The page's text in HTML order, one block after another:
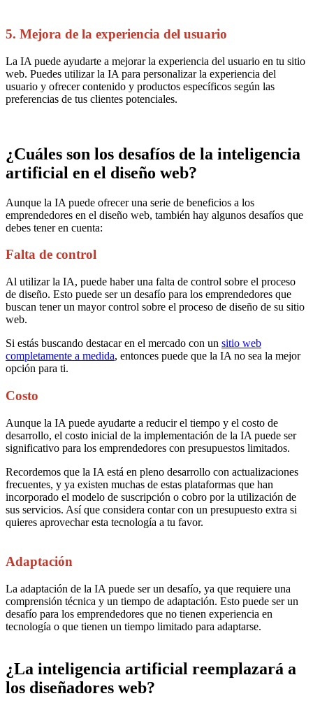
5. Mejora de la experiencia del usuario
La IA puede ayudarte a mejorar la experiencia del usuario en tu sitio
web. Puedes utilizar la IA para personalizar la experiencia del
usuario y ofrecer contenido y productos específicos según las
preferencias de tus clientes potenciales.
¿Cuáles son los desafíos de la inteligencia
artificial en el diseño web?
Aunque la IA puede ofrecer una serie de beneficios a los
emprendedores en el diseño web, también hay algunos desafíos que
debes tener en cuenta:
Falta de control
Al utilizar la IA, puede haber una falta de control sobre el proceso
de diseño. Esto puede ser un desafío para los emprendedores que
buscan tener un mayor control sobre el proceso de diseño de su sitio
web.
Si estás buscando destacar en el mercado con un sitio web
completamente a medida, entonces puede que la IA no sea la mejor
opción para ti.
Costo
Aunque la IA puede ayudarte a reducir el tiempo y el costo de
desarrollo, el costo inicial de la implementación de la IA puede ser
significativo para los emprendedores con presupuestos limitados.
Recordemos que la IA está en pleno desarrollo con actualizaciones
frecuentes, y ya existen muchas de estas plataformas que han
incorporado el modelo de suscripción o cobro por la utilización de
sus servicios. Así que considera contar con un presupuesto extra si
quieres aprovechar esta tecnología a tu favor.
Adaptación
La adaptación de la IA puede ser un desafío, ya que requiere una
comprensión técnica y un tiempo de adaptación. Esto puede ser un
desafío para los emprendedores que no tienen experiencia en
tecnología o que tienen un tiempo limitado para adaptarse.
¿La inteligencia artificial reemplazará a
los diseñadores web?